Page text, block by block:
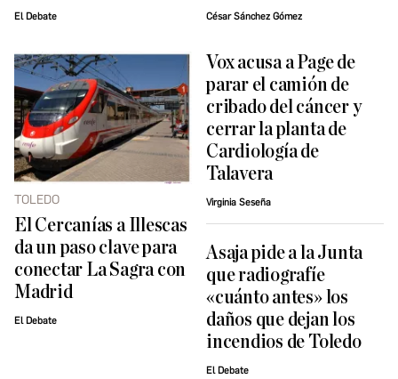
El Debate César Sánchez Gómez
TOLEDO
El Cercanías a Illescas
da un paso clave para
conectar La Sagra con
Madrid
El Debate
Vox acusa a Page de
parar el camión de
cribado del cáncer y
cerrar la planta de
Cardiología de
Talavera
Virginia Seseña
Asaja pide a la Junta
que radiografíe
«cuánto antes» los
daños que dejan los
incendios de Toledo
El Debate